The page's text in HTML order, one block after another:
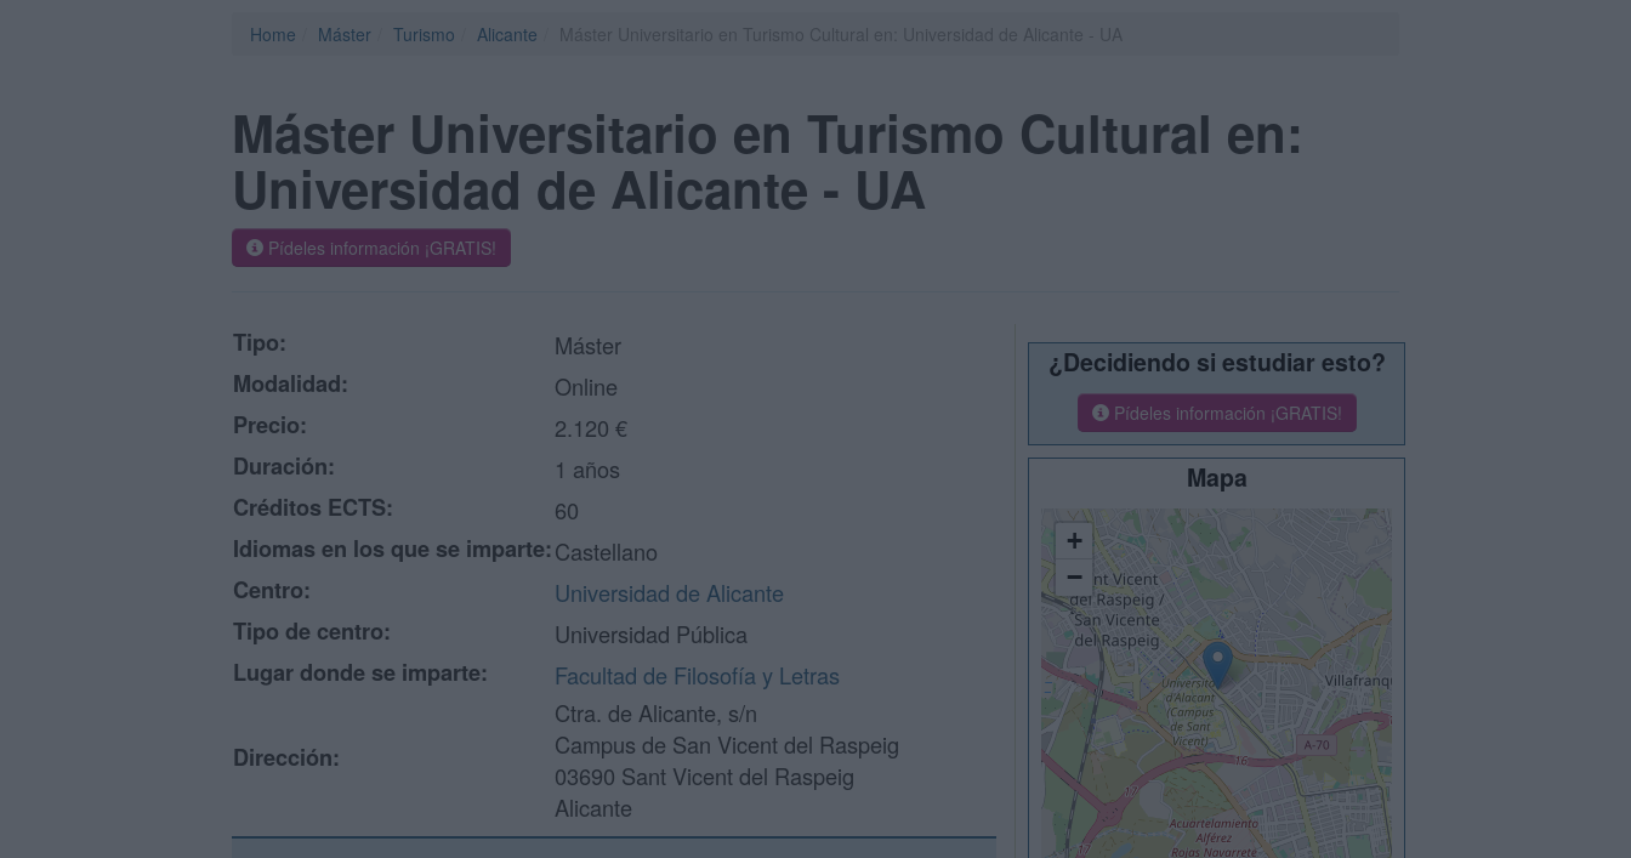
Home Máster Turismo Alicante
Máster Universitario en Turismo Cultural en:
Universidad de Alicante - UA
Pídeles información ¡GRATIS!
Tipo:
Máster
Modalidad:
Online
Precio:
2.120 €
Duración:
1 años
Créditos ECTS:
60
Idiomas en los que se imparte:Castellano
Centro:
Universidad de Alicante
Tipo de centro:
Universidad Pública
Lugar donde se imparte:
Facultad de Filosofía y Letras
Dirección:
Ctra. de Alicante, s/n
Campus de San Vicent del Raspeig
03690 Sant Vicent del Raspeig
Alicante
¿Decidiendo si estudiar esto?
Pídeles información ¡GRATIS!
Mapa
+
−